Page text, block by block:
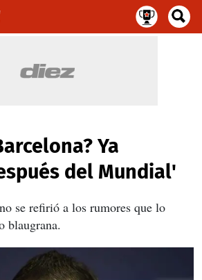
Ya
del Mundial'
se refirió a los rumores que lo
blaugrana.